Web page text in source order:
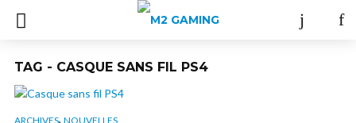
TAG - CASQUE SANS FIL PS4
ARCHIVES, NOUVELLES